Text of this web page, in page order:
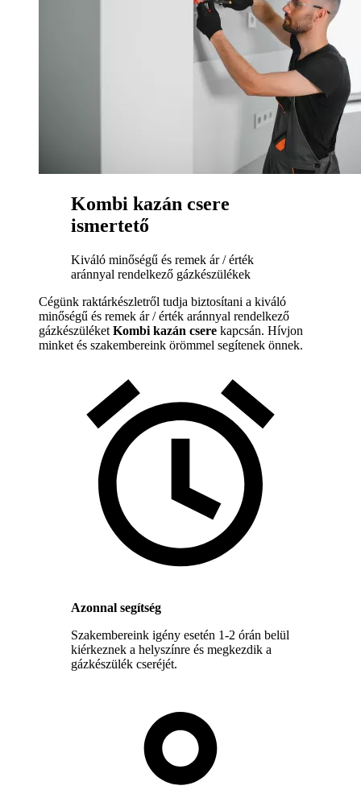
Kombi kazán csere
ismertető
Kiváló minőségű és remek ár / érték
aránnyal rendelkező gázkészülékek
Cégünk raktárkészletről tudja biztosítani a kiváló
minőségű és remek ár / érték aránnyal rendelkező
gázkészüléket Kombi kazán csere kapcsán. Hívjon
minket és szakembereink örömmel segítenek önnek.
Azonnal segítség
Szakembereink igény esetén 1-2 órán belül
kiérkeznek a helyszínre és megkezdik a
gázkészülék cseréjét.